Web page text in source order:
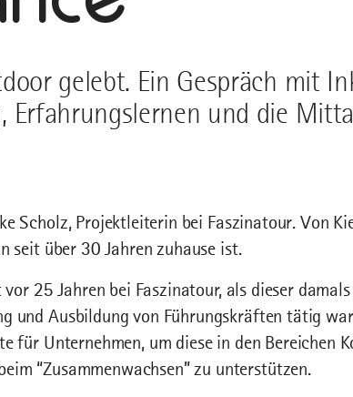
gelebt. Ein Gespräch mit
Erfahrungslernen und die
Scholz, Projektleiterin bei Faszinatour. Von
seit über 30 Jahren zuhause ist.
25 Jahren bei Faszinatour, als dieser
und Ausbildung von Führungskräften tätig
für Unternehmen, um diese in den Bereichen
“Zusammenwachsen” zu unterstützen.